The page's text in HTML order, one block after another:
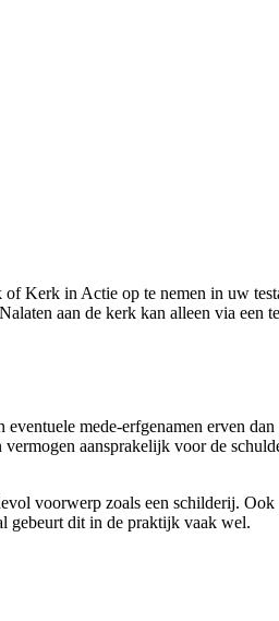
Kerk in Actie op te nemen in uw
aan de kerk kan alleen via een
mede-erfgenamen erven
aansprakelijk voor de
voorwerp zoals een schilderij.
gebeurt dit in de praktijk vaak wel.